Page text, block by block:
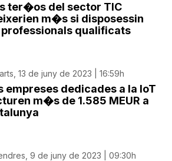
ter�os del sector TIC
m�s si disposessin
professionals qualificats
13 de juny de 2023 | 16:59h
empreses dedicades a la IoT
m�s de 1.585 MEUR a
9 de juny de 2023 | 09:30h